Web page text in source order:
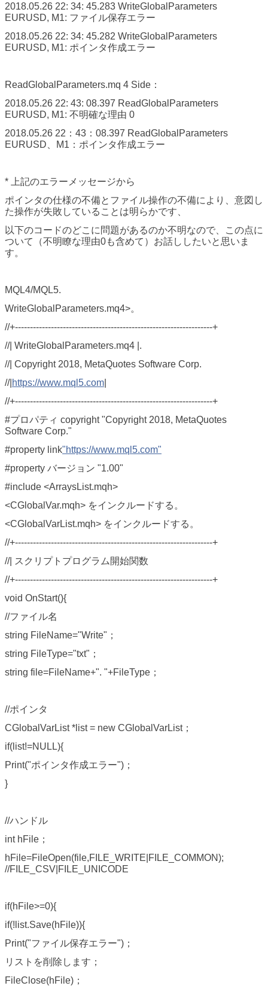
2018.05.26 22: 34: 45.283 WriteGlobalParameters
EURUSD, M1: ファイル保存エラー
2018.05.26 22: 34: 45.282 WriteGlobalParameters
EURUSD, M1: ポインタ作成エラー
ReadGlobalParameters.mq 4 Side：
2018.05.26 22: 43: 08.397 ReadGlobalParameters
EURUSD, M1: 不明確な理由 0
2018.05.26 22：43：08.397 ReadGlobalParameters
EURUSD、M1：ポインタ作成エラー
* 上記のエラーメッセージから
ポインタの仕様の不備とファイル操作の不備により、意図し
た操作が失敗していることは明らかです、
以下のコードのどこに問題があるのか不明なので、この点に
ついて（不明瞭な理由0も含めて）お話ししたいと思いま
す。
MQL4/MQL5.
WriteGlobalParameters.mq4>。
//+------------------------------------------------------------------+
//| WriteGlobalParameters.mq4 |.
//| Copyright 2018, MetaQuotes Software Corp.
//| https://www.mql5.com
//+------------------------------------------------------------------+
#プロパティ copyright "Copyright 2018, MetaQuotes
Software Corp."
#property link"https://www.mql5.com"
#property バージョン "1.00"
#include <ArraysList.mqh>
<CGlobalVar.mqh> をインクルードする。
<CGlobalVarList.mqh> をインクルードする。
//+------------------------------------------------------------------+
//| スクリプトプログラム開始関数
//+------------------------------------------------------------------+
void OnStart(){
//ファイル名
string FileName="Write"；
string FileType="txt"；
string file=FileName+". "+FileType；
//ポインタ
CGlobalVarList *list = new CGlobalVarList；
if(list!=NULL){
Print("ポインタ作成エラー")；
}
//ハンドル
int hFile；
hFile=FileOpen(file,FILE_WRITE|FILE_COMMON);
//FILE_CSV|FILE_UNICODE
if(hFile>=0){
if(!list.Save(hFile)){
Print("ファイル保存エラー")；
リストを削除します；
FileClose(hFile)；